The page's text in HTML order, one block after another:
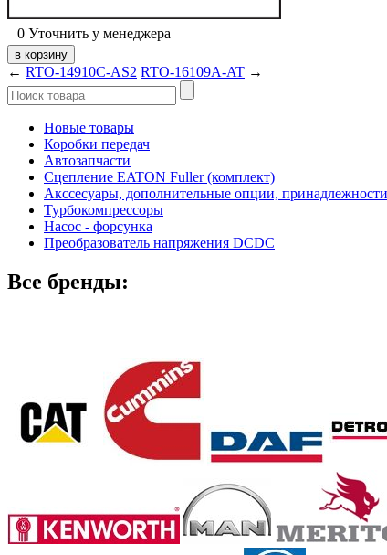
0 Уточнить у менеджера
← RTO-14910C-AS2 RTO-16109A-AT →
Новые товары
Коробки передач
Автозапчасти
Сцепление EATON Fuller (комплект)
Акссесуары, дополнительные опции,
Турбокомпрессоры
Насос - форсунка
Преобразователь напряжения DCDC
Все бренды: